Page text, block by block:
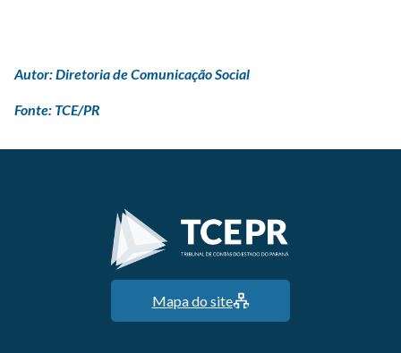
Autor: Diretoria de Comunicação Social
Fonte: TCE/PR
Mapa do site